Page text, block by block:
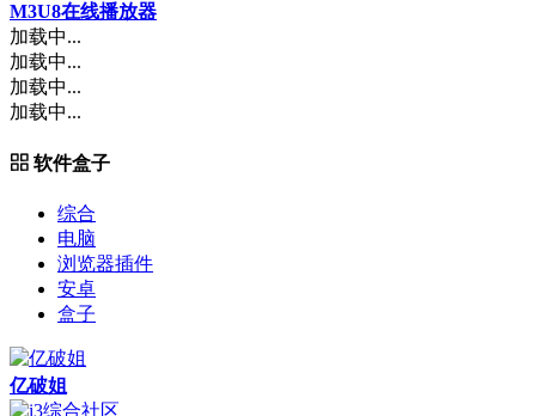
M3U8在线播放器
加载中...
加载中...
加载中...
加载中...
软件盒子
综合
电脑
浏览器插件
安卓
盒子
亿破姐